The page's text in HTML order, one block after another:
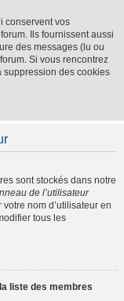
conservent vos
Ils fournissent aussi
des messages (lu ou
Si vous rencontrez
des cookies
sont stockés dans notre
de l’utilisateur
nom d’utilisateur en
tous les
liste des membres